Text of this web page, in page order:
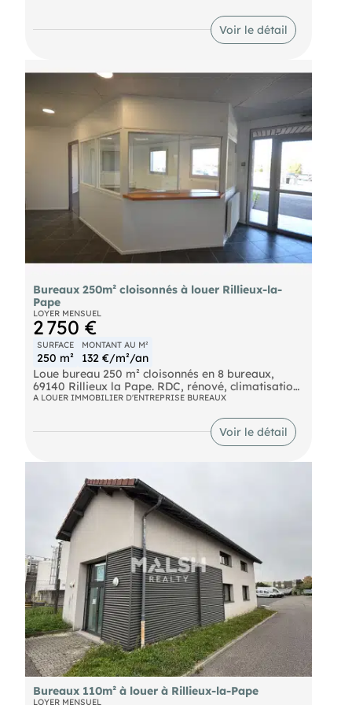
- Honoraires : 15% HT (soit 2 160,00 € HT)
- Charges annuelles : 7483.98 € HT
- Honoraires : 15% HT à la charge du preneur (soit
3 657,15 € HT)
Voir le détail
Bureaux 250m² cloisonnés à louer Rillieux-la-
Pape
LOYER MENSUEL
2 750 €
SURFACE
250 m²
MONTANT AU M²
132 €/m²/an
Loue bureau 250 m² cloisonnés en 8 bureaux,
69140 Rillieux la Pape. RDC, rénové, climatisation,
jardin, parking 8 places. Fibre sur la rue, placards,
individuel au gaz, réfectoire avec point d'eau. Bail
dérogatoire possible.
Les charges incluent l'entretien des espaces verts
ainsi que l'assurance.
A LOUER IMMOBILIER D'ENTREPRISE BUREAUX
Voir le détail
Bureaux 110m² à louer à Rillieux-la-Pape
LOYER MENSUEL